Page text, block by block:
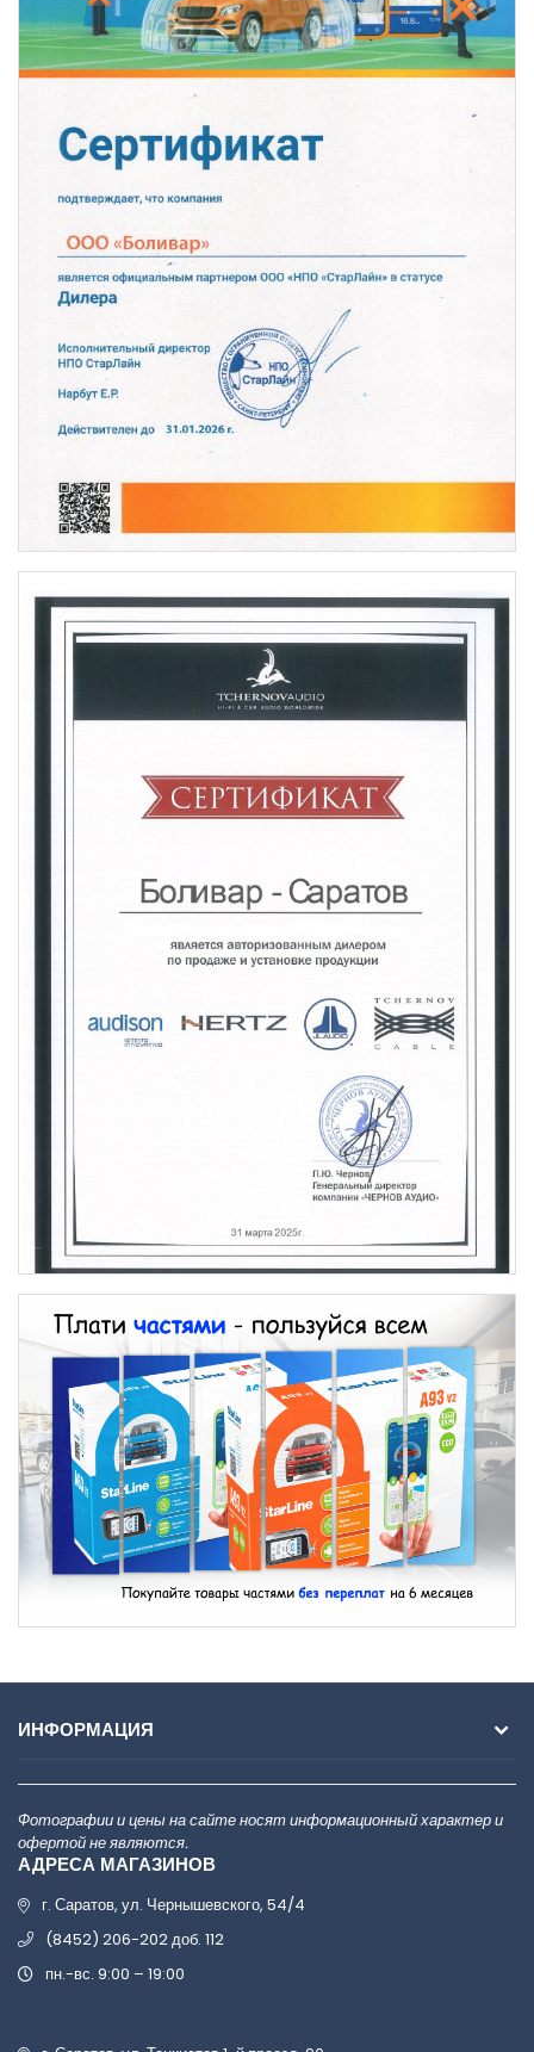
ИНФОРМАЦИЯ
Фотографии и цены на сайте носят информационный характер и
офертой не являются.
АДРЕСА МАГАЗИНОВ
г. Саратов, ул. Чернышевского, 54/4
(8452) 206-202 доб. 112
пн.-вс. 9:00 – 19:00